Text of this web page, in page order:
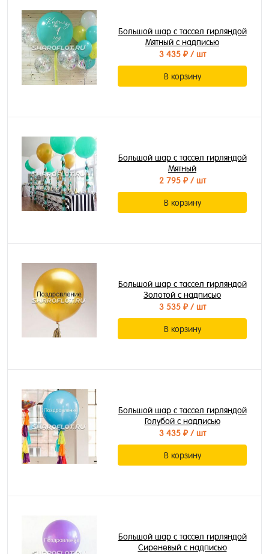
Большой шар с тассел гирляндой
Мятный с надписью
3 435 ₽/ шт
В корзину
Большой шар с тассел гирляндой
Мятный
2 795 ₽/ шт
В корзину
Большой шар с тассел гирляндой
Золотой с надписью
3 535 ₽/ шт
В корзину
Большой шар с тассел гирляндой
Голубой с надписью
3 435 ₽/ шт
В корзину
Большой шар с тассел гирляндой
Сиреневый с надписью